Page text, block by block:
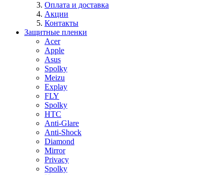
Оплата и доставка
Акции
Контакты
Защитные пленки
Acer
Apple
Asus
Spolky
Meizu
Explay
FLY
Spolky
HTC
Anti-Glare
Anti-Shock
Diamond
Mirror
Privacy
Spolky